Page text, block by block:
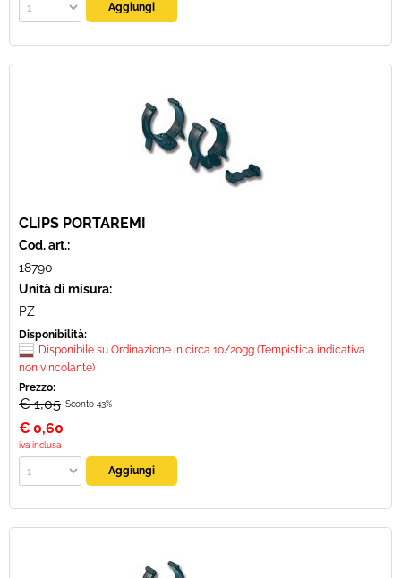
CLIPS PORTAREMI
Cod. art.:
18790
Unità di misura:
PZ
Disponibilità:
Disponibile su Ordinazione in circa 10/20gg (Tempistica indicativa
non vincolante)
Prezzo:
€ 1,05 Sconto 43%
€ 0,60
iva inclusa